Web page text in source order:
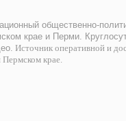
общественно-
крае и Перми.
Источник оперативной и
крае.